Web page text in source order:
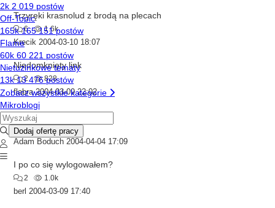
Trzyręki krasnolud z brodą na plecach
6 1.6k
Krecik 2004-03-10 18:07
Niedomknięty link
2 828
flabra 2004-03-09 22:02
Dlaczego tak wolno?
3 1.5k
Adam Boduch 2004-04-04 17:09
I po co się wylogowałem?
2 1.0k
berl 2004-03-09 17:40